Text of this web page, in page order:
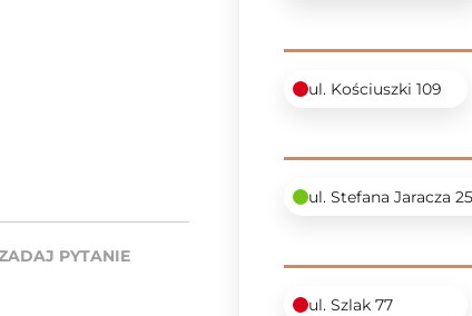
PYTANIE
ul. Kościuszki 109
ul. Stefana Jaracza
ul. Szlak 77